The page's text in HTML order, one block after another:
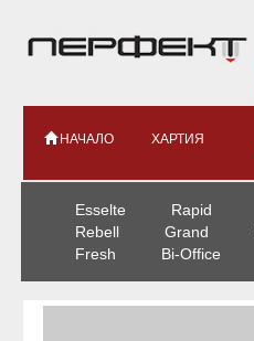
НАЧАЛО ХАРТИЯ
Esselte Rapid
Rebell
Grand
Fresh
Bi-Office